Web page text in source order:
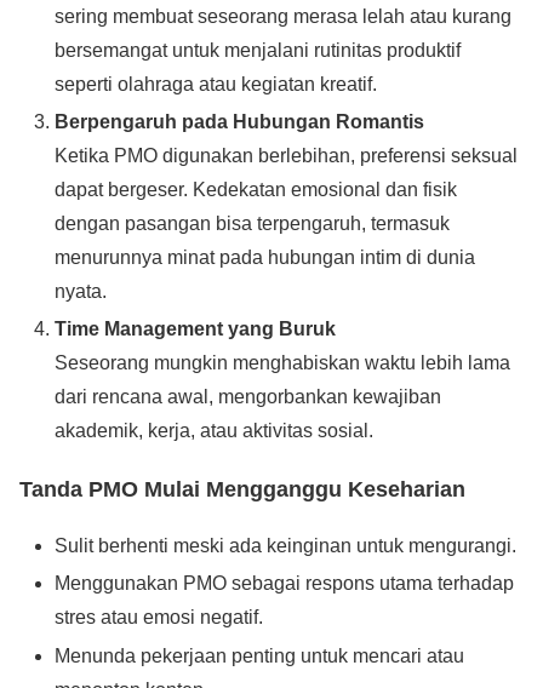
sering membuat seseorang merasa lelah atau kurang
bersemangat untuk menjalani rutinitas produktif
seperti olahraga atau kegiatan kreatif.
Berpengaruh pada Hubungan Romantis
Ketika PMO digunakan berlebihan, preferensi seksual
dapat bergeser. Kedekatan emosional dan fisik
dengan pasangan bisa terpengaruh, termasuk
menurunnya minat pada hubungan intim di dunia
nyata.
Time Management yang Buruk
Seseorang mungkin menghabiskan waktu lebih lama
dari rencana awal, mengorbankan kewajiban
akademik, kerja, atau aktivitas sosial.
Tanda PMO Mulai Mengganggu Keseharian
Sulit berhenti meski ada keinginan untuk mengurangi.
Menggunakan PMO sebagai respons utama terhadap
stres atau emosi negatif.
Menunda pekerjaan penting untuk mencari atau